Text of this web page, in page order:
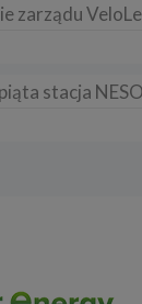
zarządu
stacja NESO